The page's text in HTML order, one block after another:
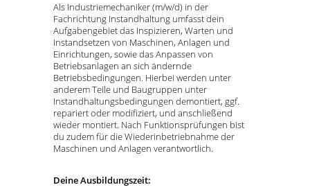
Als Industriemechaniker (m/w/d) in der
Fachrichtung Instandhaltung umfasst dein
Aufgabengebiet das Inspizieren, Warten und
Instandsetzen von Maschinen, Anlagen und
Einrichtungen, sowie das Anpassen von
Betriebsanlagen an sich ändernde
Betriebsbedingungen. Hierbei werden unter
anderem Teile und Baugruppen unter
Instandhaltungsbedingungen demontiert, ggf.
repariert oder modifiziert, und anschließend
wieder montiert. Nach Funktionsprüfungen bist
du zudem für die Wiederinbetriebnahme der
Maschinen und Anlagen verantwortlich.
Deine Ausbildungszeit: